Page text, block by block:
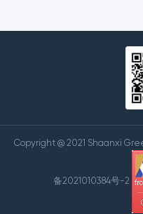
Copyright @ 2021 Shaanxi
备2021010384号-2